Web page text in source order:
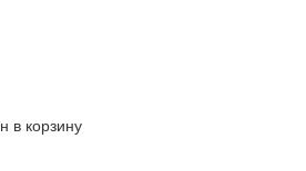
в корзину